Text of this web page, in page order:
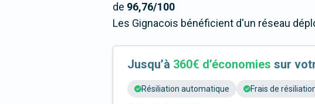
de 96,76/100
Les Gignacois bénéficient d'un réseau
Jusqu’à 360€ d’économies sur
Résiliation automatique Frais de